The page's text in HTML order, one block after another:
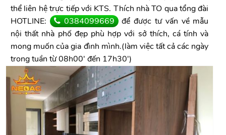
thể liên hệ trực tiếp với KTS. Thích nhà TO qua tổng đài
HOTLINE:
0384099669 để được tư vấn về mẫu
nội thất nhà phố đẹp phù hợp với sở thích, cá tính và
mong muốn của gia đình mình.(làm việc tất cả các ngày
trong tuần từ 08h00' đến 17h30')